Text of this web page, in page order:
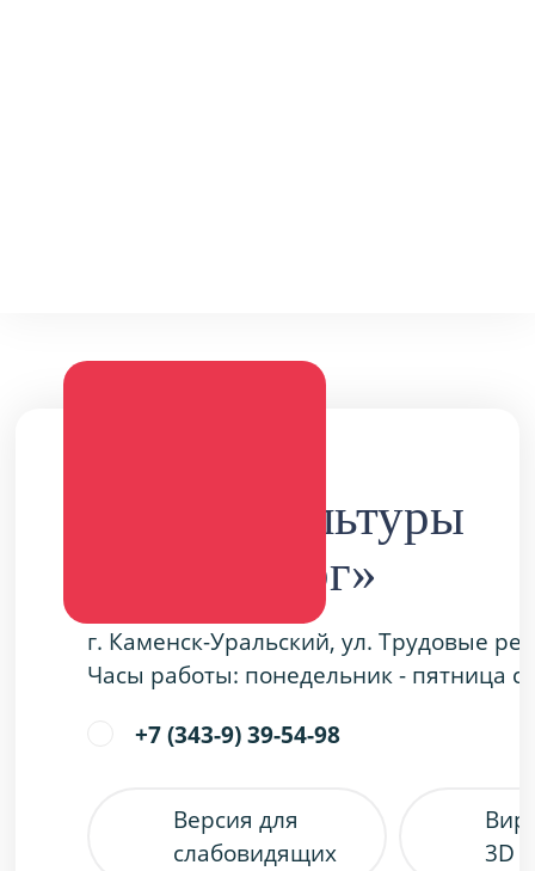
Дворец культуры
«Металлург»
г. Каменск-Уральский, ул. Трудовые
Часы работы: понедельник - пятница с
+7 (343-9) 39-54-98
Версия для
слабовидящих
3D